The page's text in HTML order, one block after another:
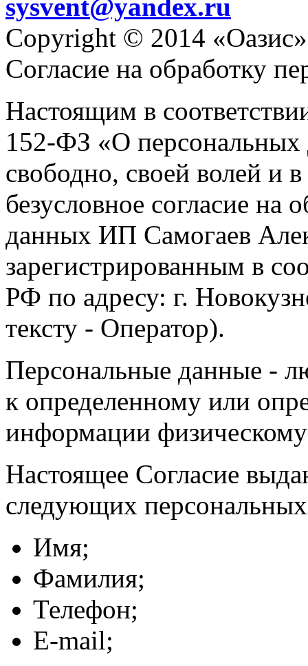
sysvent@yandex.ru
Copyright © 2014 «Оазис»
Согласие на обработку
Настоящим в
152-ФЗ «О персональных
свободно, своей волей и
безусловное согласие на
данных ИП Самогаев
зарегистрированным в
РФ по адресу: г.
тексту - Оператор).
Персональные данные -
к определенному или
информации
Настоящее Согласие
следующих
Имя;
Фамилия;
Телефон;
E-mail;